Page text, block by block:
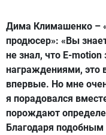
Дима Климашенко –
продюсер»: «Вы
не знал, что E-motion
награждениями, это
впервые. Но мне
я порадовался
порождают
Благодаря